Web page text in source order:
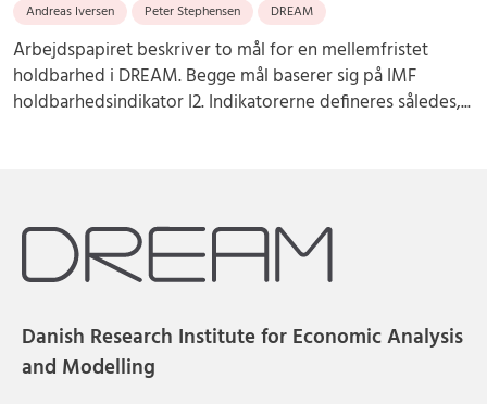
Andreas Iversen Peter Stephensen DREAM
Arbejdspapiret beskriver to mål for en mellemfristet
holdbarhed i DREAM. Begge mål baserer sig på IMF
holdbarhedsindikator I2. Indikatorerne defineres således,...
Danish Research Institute for Economic Analysis
and Modelling